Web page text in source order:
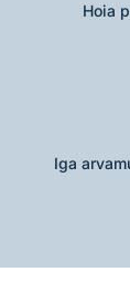
Hoia
Iga